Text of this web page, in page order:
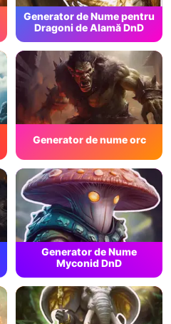
Generator de Nume pentru
Dragoni de Alamă DnD
Generator de nume orc
Generator de Nume
Myconid DnD